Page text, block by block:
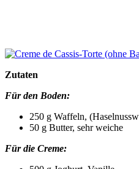
Zutaten
Für den Boden:
250 g Waffeln,
50 g Butter, sehr weiche
Für die Creme: